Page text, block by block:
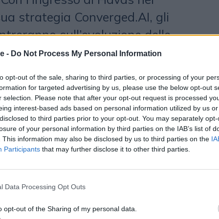
- Do Not Process My Personal Information
opt-out of the sale, sharing to third parties, or processing of your
for targeted advertising by us, please use the below opt-out
selection. Please note that after your opt-out request is processed
interest-based ads based on personal information utilized by us
to third parties prior to your opt-out. You may separately
of your personal information by third parties on the IAB’s list of
This information may also be disclosed by us to third parties on the
Participants that may further disclose it to other third parties.
Data Processing Opt Outs
opt-out of the Sharing of my personal data.
strategia Converged.AI, gli
sull’evoluzione delle
agenti del gruppo in un
guidato da esseri umani e
in tutta l’organizzazione, per
le soluzioni incentrate sul
aver annunciato
il lancio del nostro piano